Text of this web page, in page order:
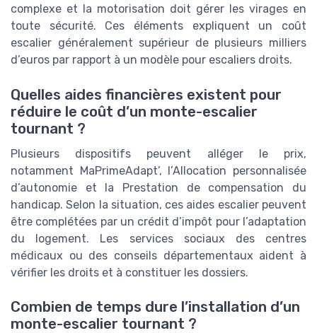
complexe et la motorisation doit gérer les virages en
toute sécurité. Ces éléments expliquent un coût
escalier généralement supérieur de plusieurs milliers
d’euros par rapport à un modèle pour escaliers droits.
Quelles aides financières existent pour
réduire le coût d’un monte-escalier
tournant ?
Plusieurs dispositifs peuvent alléger le prix,
notamment MaPrimeAdapt’, l’Allocation personnalisée
d’autonomie et la Prestation de compensation du
handicap. Selon la situation, ces aides escalier peuvent
être complétées par un crédit d’impôt pour l’adaptation
du logement. Les services sociaux des centres
médicaux ou des conseils départementaux aident à
vérifier les droits et à constituer les dossiers.
Combien de temps dure l’installation d’un
monte-escalier tournant ?